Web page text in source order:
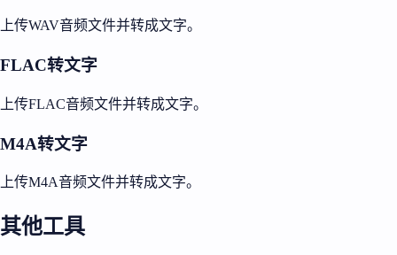
上传WAV音频文件并转成文字。
FLAC转文字
上传FLAC音频文件并转成文字。
M4A转文字
上传M4A音频文件并转成文字。
其他工具